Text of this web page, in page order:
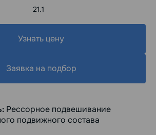
21.1
Узнать цену
Заявка на подбор
Рессорное подвешивание
подвижного состава